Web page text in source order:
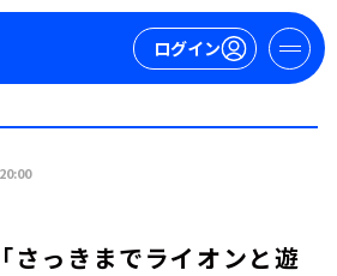
ログイン
20:00
さっきまでライオンと遊